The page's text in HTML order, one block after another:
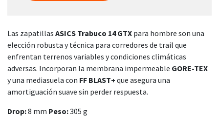
Las zapatillas ASICS Trabuco 14 GTX para hombre son una
elección robusta y técnica para corredores de trail que
enfrentan terrenos variables y condiciones climáticas
adversas. Incorporan la membrana impermeable GORE-TEX
y una mediasuela con FF BLAST+ que asegura una
amortiguación suave sin perder respuesta.
Drop:8 mm Peso:305 g